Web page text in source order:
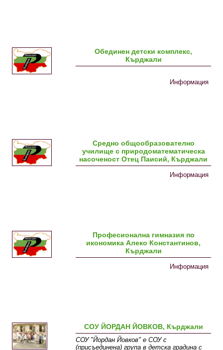
Обединен детски комплекс,
Кърджали
Информация
Средно общообразователно
училище с природоматематическа
насоченост Отец Паисий, Кърджали
Информация
Професионална гимназия по
икономика Алеко Константинов,
Кърджали
Информация
СОУ ЙОРДАН ЙОВКОВ, Кърджали
СОУ "Йордан Йовков" е СОУ с
(присъединена) група в детска градина с